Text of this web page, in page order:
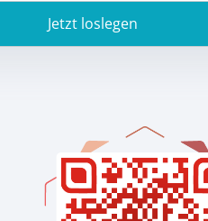
Jetzt loslegen